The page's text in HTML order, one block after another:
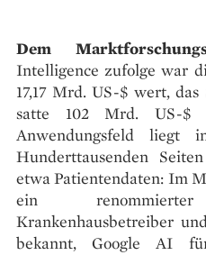
Dem
Intelligence zufolge war
17,17 Mrd. US-$ wert,
satte 102 Mrd. US-$
Anwendungsfeld liegt
Hunderttausenden
etwa Patientendaten: Im
ein renommierter
Krankenhausbetreiber
bekannt, Google AI